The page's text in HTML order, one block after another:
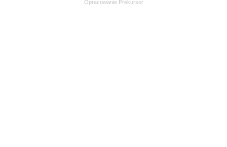
Opracowanie Prekursor